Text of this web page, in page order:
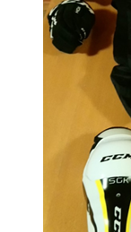
| MEDLEMSKAP I
| KALENDER